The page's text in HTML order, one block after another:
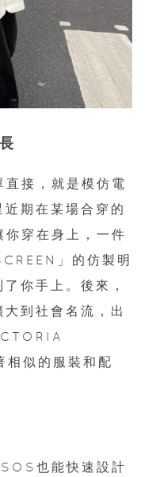
接，就是模仿電
期在某場合穿的
穿在身上，一件
」的仿製明
你手上。後來，
到社會名流，出
相似的服裝和配
也能快速設計